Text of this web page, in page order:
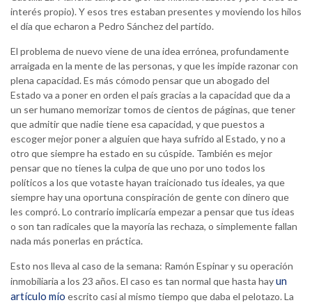
interés propio). Y esos tres estaban presentes y moviendo los hilos
el día que echaron a Pedro Sánchez del partido.
El problema de nuevo viene de una idea errónea, profundamente
arraigada en la mente de las personas, y que les impide razonar con
plena capacidad. Es más cómodo pensar que un abogado del
Estado va a poner en orden el país gracias a la capacidad que da a
un ser humano memorizar tomos de cientos de páginas, que tener
que admitir que nadie tiene esa capacidad, y que puestos a
escoger mejor poner a alguien que haya sufrido al Estado, y no a
otro que siempre ha estado en su cúspide. También es mejor
pensar que no tienes la culpa de que uno por uno todos los
políticos a los que votaste hayan traicionado tus ideales, ya que
siempre hay una oportuna conspiración de gente con dinero que
les compró. Lo contrario implicaría empezar a pensar que tus ideas
o son tan radicales que la mayoría las rechaza, o simplemente fallan
nada más ponerlas en práctica.
Esto nos lleva al caso de la semana: Ramón Espinar y su operación
inmobiliaria a los 23 años. El caso es tan normal que hasta hayun
artículo mío escrito casi al mismo tiempo que daba el pelotazo. La